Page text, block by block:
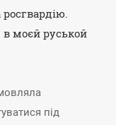
в моєй руськой
під